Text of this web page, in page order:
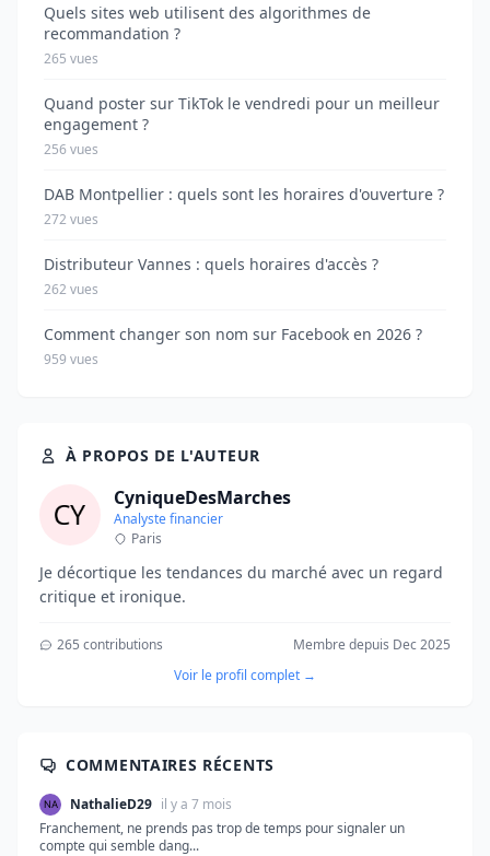
Quels sites web utilisent des algorithmes de
recommandation ?
265 vues
Quand poster sur TikTok le vendredi pour un meilleur
engagement ?
256 vues
DAB Montpellier : quels sont les horaires d'ouverture ?
272 vues
Distributeur Vannes : quels horaires d'accès ?
262 vues
Comment changer son nom sur Facebook en 2026 ?
959 vues
À PROPOS DE L'AUTEUR
CyniqueDesMarches
Analyste financier
Paris
Je décortique les tendances du marché avec un regard
critique et ironique.
265 contributions
Membre depuis Dec 2025
Voir le profil complet →
COMMENTAIRES RÉCENTS
NathalieD29 il y a 7 mois
Franchement, ne prends pas trop de temps pour signaler un
compte qui semble dang...